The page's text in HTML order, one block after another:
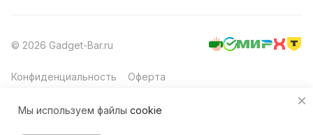
© 2026 Gadget-Bar.ru
Конфиденциальность Оферта
Мы используем файлы cookie